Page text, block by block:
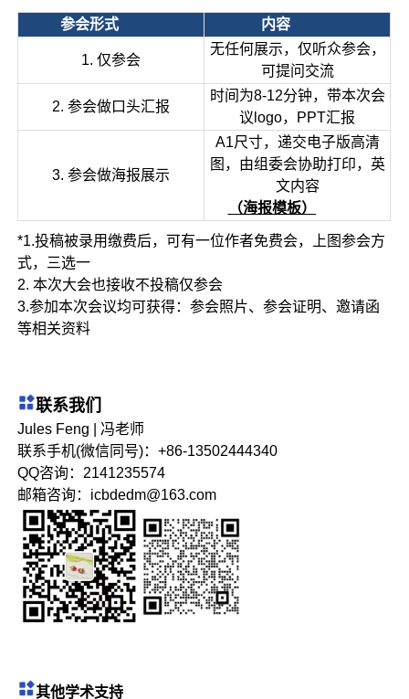
参会形式 内容
1. 仅参会
无任何展示，仅听众参会，
可提问交流
2. 参会做口头汇报
时间为8-12分钟，带本次会
议logo，PPT汇报
3. 参会做海报展示
A1尺寸，递交电子版高清
图，由组委会协助打印，英
文内容
（海报模板）
*1.投稿被录用缴费后，可有一位作者免费会，上图参会方
式，三选一
2. 本次大会也接收不投稿仅参会
3.参加本次会议均可获得：参会照片、参会证明、邀请函
等相关资料
联系我们
Jules Feng | 冯老师
联系手机(微信同号)：+86-13502444340
QQ咨询：2141235574
邮箱咨询：icbdedm@163.com
其他学术支持